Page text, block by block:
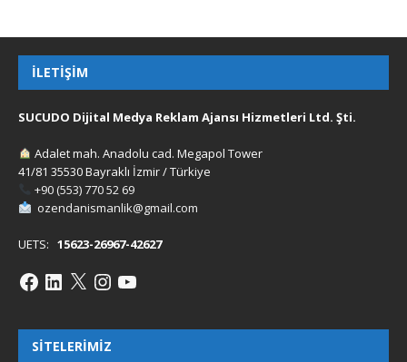
İLETIŞIM
SUCUDO Dijital Medya Reklam Ajansı Hizmetleri Ltd. Şti.
Adalet mah. Anadolu cad. Megapol Tower
41/81 35530 Bayraklı İzmir / Türkiye
+90 (553) 770 52 69
ozendanismanlik@gmail.com
UETS: 15623-26967-42627
SITELERIMIZ